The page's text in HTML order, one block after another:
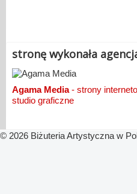
stronę wykonała
Agama Media- strony
studio graficzne
© 2026 Biżuteria Artystyczna w